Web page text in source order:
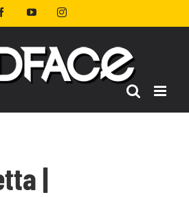
FacebookYouTubeInstagram
|